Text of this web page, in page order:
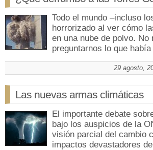
Todo el mundo –incluso
horrorizado al ver cómo
en una nube de polvo. No
preguntarnos lo que
29 agosto,
Las nuevas armas climáticas
El importante debate
bajo los auspicios de la
visión parcial del cambio
impactos devastadores